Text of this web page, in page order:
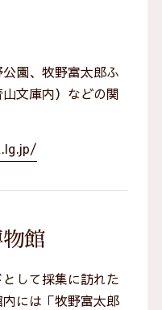
園、牧野富太郎ふ
文庫内）などの関
館
して採集に訪れた
には「牧野富太郎